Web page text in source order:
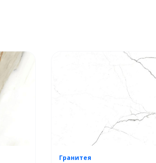
Гранитея